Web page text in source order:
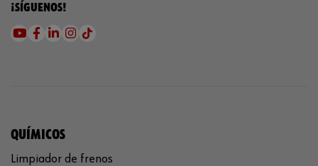
¡SÍGUENOS!
QUÍMICOS
Limpiador de frenos